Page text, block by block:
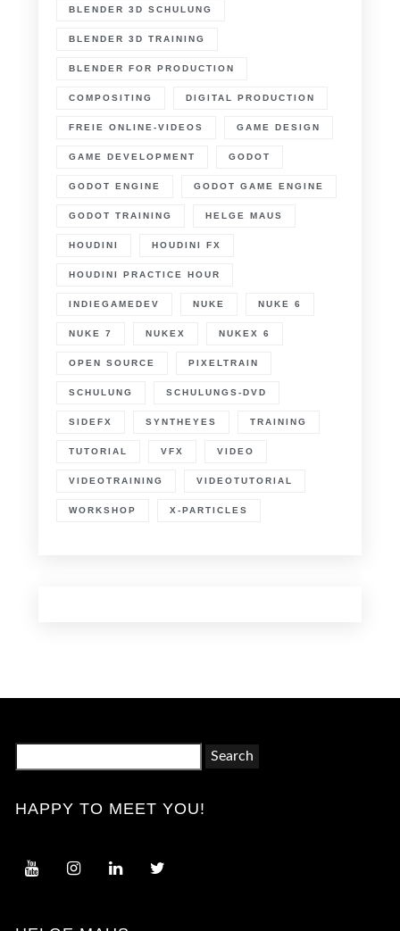
BLENDER 3D SCHULUNG
BLENDER 3D TRAINING
BLENDER FOR PRODUCTION
COMPOSITING DIGITAL PRODUCTION
FREIE ONLINE-VIDEOS GAME DESIGN
GAME DEVELOPMENT GODOT
GODOT ENGINE GODOT GAME ENGINE
GODOT TRAINING HELGE MAUS
HOUDINI HOUDINI FX
HOUDINI PRACTICE HOUR
INDIEGAMEDEV NUKE NUKE 6
NUKE 7 NUKEX NUKEX 6
OPEN SOURCE PIXELTRAIN
SCHULUNG SCHULUNGS-DVD
SIDEFX SYNTHEYES TRAINING
TUTORIAL VFX VIDEO
VIDEOTRAINING VIDEOTUTORIAL
WORKSHOP X-PARTICLES
HAPPY TO MEET YOU!